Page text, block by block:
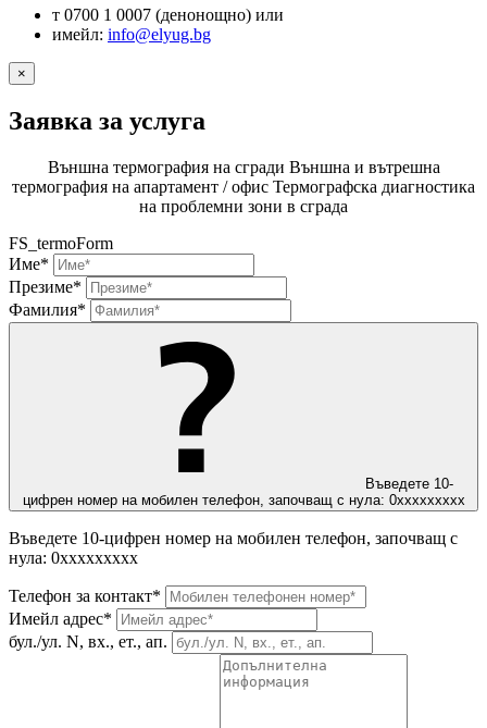
т 0700 1 0007 (денонощно) или
имейл: info@elyug.bg
×
Заявка за услуга
Външна термография на сгради Външна и вътрешна
термография на апартамент / офис Термографска диагностика
на проблемни зони в сграда
FS_termoForm
Име*
Презиме*
Фамилия*
Въведете 10-
цифрен номер на мобилен телефон, започващ с нула: 0ххххххххх
Въведете 10-цифрен номер на мобилен телефон, започващ с
нула: 0ххххххххх
Телефон за контакт*
Имейл адрес*
бул./ул. N, вх., ет., ап.